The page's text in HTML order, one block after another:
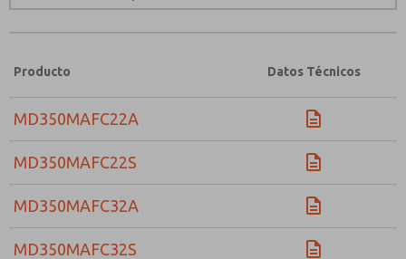
Producto Datos Técnicos
MD350MAFC22A
MD350MAFC22S
MD350MAFC32A
MD350MAFC32S